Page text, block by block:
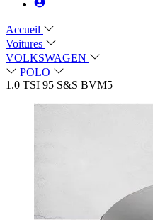
Accueil
Voitures
VOLKSWAGEN
POLO
1.0 TSI 95 S&S BVM5